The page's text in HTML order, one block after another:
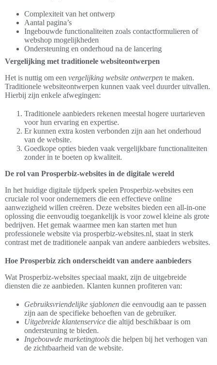
Complexiteit van het ontwerp
Aantal pagina’s
Ingebouwde functionaliteiten zoals contactformulieren of
webshop mogelijkheden
Ondersteuning en onderhoud na de lancering
Vergelijking met traditionele websiteontwerpen
Het is nuttig om een vergelijking website ontwerpen te maken.
Traditionele websiteontwerpen kunnen vaak veel duurder uitvallen.
Hierbij zijn enkele afwegingen:
Traditionele aanbieders rekenen meestal hogere uurtarieven
voor hun ervaring en expertise.
Er kunnen extra kosten verbonden zijn aan het onderhoud
van de website.
Goedkope opties bieden vaak vergelijkbare functionaliteiten
zonder in te boeten op kwaliteit.
De rol van Prosperbiz-websites in de digitale wereld
In het huidige digitale tijdperk spelen Prosperbiz-websites een
cruciale rol voor ondernemers die een effectieve online
aanwezigheid willen creëren. Deze websites bieden een all-in-one
oplossing die eenvoudig toegankelijk is voor zowel kleine als grote
bedrijven. Het gemak waarmee men kan starten met hun
professionele website via prosperbiz-websites.nl, staat in sterk
contrast met de traditionele aanpak van andere aanbieders websites.
Hoe Prosperbiz zich onderscheidt van andere aanbieders
Wat Prosperbiz-websites speciaal maakt, zijn de uitgebreide
diensten die ze aanbieden. Klanten kunnen profiteren van:
Gebruiksvriendelijke sjablonen die eenvoudig aan te passen
zijn aan de specifieke behoeften van de gebruiker.
Uitgebreide klantenservice die altijd beschikbaar is om
ondersteuning te bieden.
Ingebouwde marketingtools die helpen bij het verhogen van
de zichtbaarheid van de website.